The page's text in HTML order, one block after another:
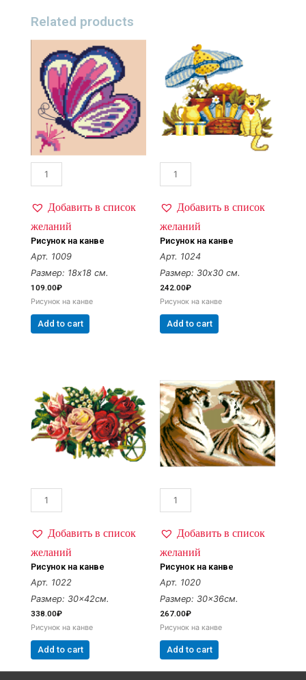
Related products
Добавить в список
желаний
Рисунок на канве
Арт. 1009
Размер: 18х18 см.
109.00₽
Рисунок на канве
Add to cart
Добавить в список
желаний
Рисунок на канве
Арт. 1024
Размер: 30х30 см.
242.00₽
Рисунок на канве
Add to cart
Добавить в список
желаний
Рисунок на канве
Арт. 1022
Размер: 30×42см.
338.00₽
Рисунок на канве
Add to cart
Добавить в список
желаний
Рисунок на канве
Арт. 1020
Размер: 30×36см.
267.00₽
Рисунок на канве
Add to cart